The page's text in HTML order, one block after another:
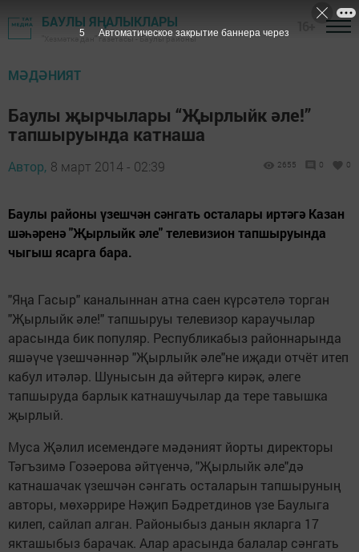
БАУЛЫ ЯҢАЛЫКЛАРЫ
"Хезмәткә дан" газетасы - Баулы районы
МӘДӘНИЯТ
Баулы җырчылары “Җырлыйк әле!”
тапшыруында катнаша
Автор, 8 март 2014 - 02:39 2655 0 0
Баулы районы үзешчән сәнгать осталары иртәгә Казан
шәһәренә "Җырлыйк әле" телевизион тапшыруында
чыгыш ясарга бара.
"Яңа Гасыр" каналыннан атна саен күрсәтелә торган
"Җырлыйк әле!" тапшыруы телевизор караучылар
арасында бик популяр. Республикабыз районнарында
яшәүче үзешчәннәр "Җырлыйк әле"не иҗади отчёт итеп
кабул итәләр. Шунысын да әйтергә кирәк, әлеге
тапшыруда барлык катнашучылар да тере тавышка
җырлый.
Муса Җәлил исемендәге мәдәният йорты директоры
Тәгъзимә Гозәерова әйтүенчә, "Җырлыйк әле"дә
катнашачак үзешчән сәнгать осталарын тапшыруның
авторы, мөхәррире Нәҗип Бәдретдинов үзе Баулыга
килеп, сайлап алган. Районыбыз данын якларга 17
якташыбыз барачак. Алар арасында балалар сәнгать
5 Автоматическое закрытие баннера через